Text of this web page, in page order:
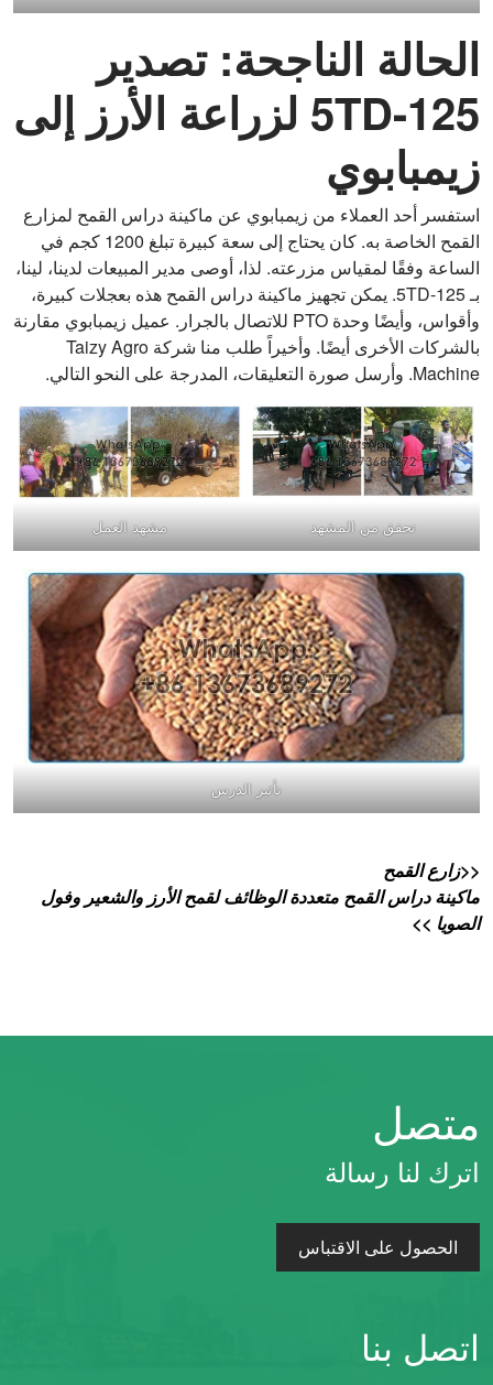
الحالة الناجحة: تصدير
5TD-125 لزراعة الأرز إلى
زيمبابوي
استفسر أحد العملاء من زيمبابوي عن ماكينة دراس القمح لمزارع
القمح الخاصة به. كان يحتاج إلى سعة كبيرة تبلغ 1200 كجم في
الساعة وفقًا لمقياس مزرعته. لذا، أوصى مدير المبيعات لدينا، لينا،
بـ 5TD-125. يمكن تجهيز ماكينة دراس القمح هذه بعجلات كبيرة،
وأقواس، وأيضًا وحدة PTO للاتصال بالجرار. عميل زيمبابوي مقارنة
بالشركات الأخرى أيضًا. وأخيراً طلب منا شركة Taizy Agro
Machine. وأرسل صورة التعليقات، المدرجة على النحو التالي.
تحقق من المشهد مشهد العمل
تأثير الدرس
<<زارع القمح
ماكينة دراس القمح متعددة الوظائف لقمح الأرز والشعير وفول
الصويا >>
متصل
اترك لنا رسالة
الحصول على الاقتباس
اتصل بنا